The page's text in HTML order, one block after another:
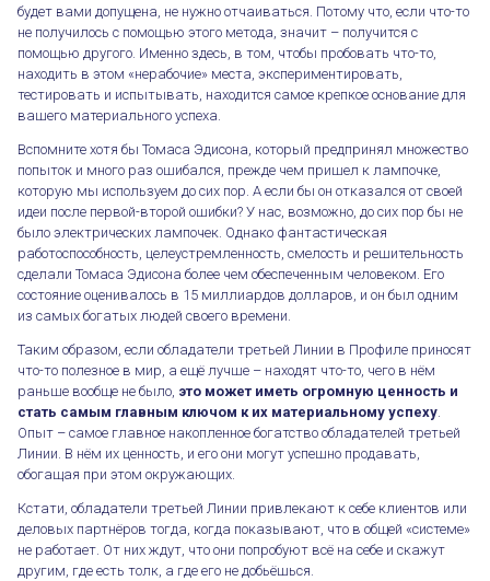
будет вами допущена, не нужно отчаиваться. Потому что, если что-то
не получилось с помощью этого метода, значит – получится с
помощью другого. Именно здесь, в том, чтобы пробовать что-то,
находить в этом «нерабочие» места, экспериментировать,
тестировать и испытывать, находится самое крепкое основание для
вашего материального успеха.
Вспомните хотя бы Томаса Эдисона, который предпринял множество
попыток и много раз ошибался, прежде чем пришел к лампочке,
которую мы используем до сих пор. А если бы он отказался от своей
идеи после первой-второй ошибки? У нас, возможно, до сих пор бы не
было электрических лампочек. Однако фантастическая
работоспособность, целеустремленность, смелость и решительность
сделали Томаса Эдисона более чем обеспеченным человеком. Его
состояние оценивалось в 15 миллиардов долларов, и он был одним
из самых богатых людей своего времени.
Таким образом, если обладатели третьей Линии в Профиле приносят
что-то полезное в мир, а ещё лучше – находят что-то, чего в нём
раньше вообще не было, это может иметь огромную ценность и
стать самым главным ключом к их материальному успеху
Опыт – самое главное накопленное богатство обладателей третьей
Линии. В нём их ценность, и его они могут успешно продавать,
обогащая при этом окружающих.
Кстати, обладатели третьей Линии привлекают к себе клиентов или
деловых партнёров тогда, когда показывают, что в общей «системе»
не работает. От них ждут, что они попробуют всё на себе и скажут
другим, где есть толк, а где его не добьёшься.